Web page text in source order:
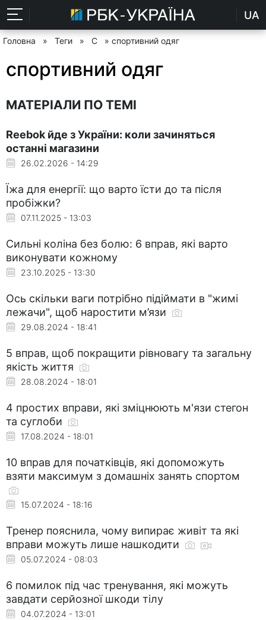
UA
Головна » Теги » С » спортивний одяг
спортивний одяг
МАТЕРІАЛИ ПО ТЕМІ
Reebok йде з України: коли зачиняться
останні магазини
26.02.2026 - 14:29
Їжа для енергії: що варто їсти до та після
пробіжки?
07.11.2025 - 13:03
Сильні коліна без болю: 6 вправ, які варто
виконувати кожному
23.10.2025 - 13:30
Ось скільки ваги потрібно підіймати в "жимі
лежачи", щоб наростити м’язи
29.08.2024 - 18:41
5 вправ, щоб покращити рівновагу та загальну
якість життя
28.08.2024 - 18:01
4 простих вправи, які зміцнюють м'язи стегон
та суглоби
17.08.2024 - 18:01
10 вправ для початківців, які допоможуть
взяти максимум з домашніх занять спортом
15.07.2024 - 18:16
Тренер пояснила, чому випирає живіт та які
вправи можуть лише нашкодити
05.07.2024 - 08:03
6 помилок під час тренування, які можуть
завдати серйозної шкоди тілу
04.07.2024 - 13:01